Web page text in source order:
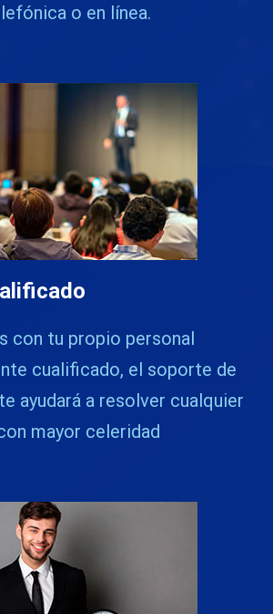
o en línea.
con tu propio personal
cualificado, el soporte de
ayudará a resolver cualquier
mayor celeridad